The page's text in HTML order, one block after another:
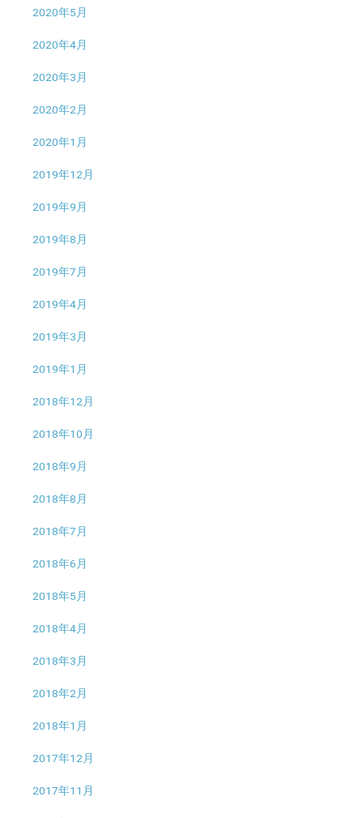
2020年5月
2020年4月
2020年3月
2020年2月
2020年1月
2019年12月
2019年9月
2019年8月
2019年7月
2019年4月
2019年3月
2019年1月
2018年12月
2018年10月
2018年9月
2018年8月
2018年7月
2018年6月
2018年5月
2018年4月
2018年3月
2018年2月
2018年1月
2017年12月
2017年11月